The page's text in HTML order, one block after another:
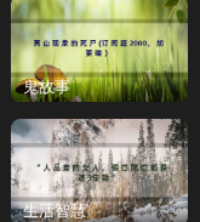
鬼故事
生活智慧